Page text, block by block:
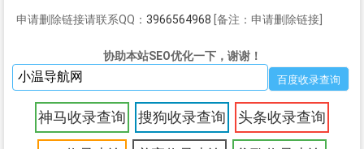
申请删除链接请联系QQ： 3966564968 [备注：申请删除链接]
协助本站SEO优化一下，谢谢！
神马收录查询 搜狗收录查询 头条收录查询